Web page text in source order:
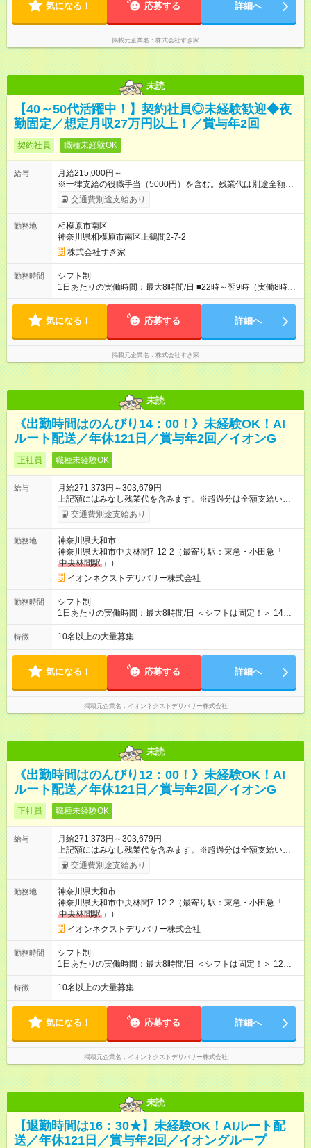
のシフトを組んでいます。 ★各店舗のサポートのために本社に
気になる！ 応募する 詳細へ
掲載元企業名 株式会社すき家
未読
【40～50代活躍中！】契約社員◎未経験歓迎◆夜
勤固定／想定月収27万円以上！／賞与年2回
契約社員 職種未経験OK
給与
月給215,000円～
※一律支給の役職手当（5000円）を含む。残業代は別途全額支
給。 ※深夜勤務手当は、残業時間等により変動します。 ※想定
月収27万円以上 ※最大4回昇給のチャンスあり ※賞与年2回支給
交通費別途支給あり
勤務地
相模原市南区
神奈川県相模原市南区上鶴間2-7-2
株式会社すき家
勤務時間
シフト制
1日あたりの実働時間：最大8時間/日 ■22時～翌9時（実働8時
間） ※上記はあくまでも一例です。店舗により、時間が前後す
のシフトを組んでいます。 ★各店舗のサポートのために本社に
気になる！ 応募する 詳細へ
掲載元企業名 株式会社すき家
未読
《出勤時間はのんびり14：00！》未経験OK！AI
ルート配送／年休121日／賞与年2回／イオンG
正社員 職種未経験OK
給与
月給271,373円～303,679円
上記額にはみなし残業代を含みます。※超過分は全額支給いたし
ます。 みなし残業代 19,373円 ～ 21,679円／月 みなし残業時
間 10時間／月 【試用期間】試用期間あり 試用期間の長さ：3ヶ
用形態：本採用時と同じです。 給与：月給 258,451
円 ～ 263,835円 上記額にはみなし残業代を含みます。※超過分
は全額支給いたします。 みなし残業代 18,835円以上／月 みなし
残業時間 10時間／月 ※研修および試用期間中は給与が上記にな
り、 その他の待遇に変更はございません。 ■本配属後：月給
271,373円～303,679円 ※定額残業代10h分（19,373円～21,679
円）を含む（超過分は別途支給）
交通費別途支給あり
勤務地
神奈川県大和市
神奈川県大和市中央林間7-12-2（最寄り駅：東急・小田急「
中央林間駅 」）
イオンネクストデリバリー株式会社
勤務時間
シフト制
1日あたりの実働時間：最大8時間/日 ＜シフトは固定！＞ 14：
00～23：00 【参考】他のシフトは下記より選択可 ■05：00～
14：00 ■07：30～16：30 ■12：00～21：00
特徴 10名以上の大量募集
気になる！ 応募する 詳細へ
掲載元企業名 イオンネクストデリバリー株式会社
未読
《出勤時間はのんびり12：00！》未経験OK！AI
ルート配送／年休121日／賞与年2回／イオンG
正社員 職種未経験OK
給与
月給271,373円～303,679円
上記額にはみなし残業代を含みます。※超過分は全額支給いたし
ます。 みなし残業代 19,373円 ～ 21,679円／月 みなし残業時
間 10時間／月 【試用期間】試用期間あり 試用期間の長さ：3ヶ
用形態：本採用時と同じです。 給与：月給 258,451
円 ～ 263,835円 上記額にはみなし残業代を含みます。※超過分
は全額支給いたします。 みなし残業代 18,835円以上／月 みなし
残業時間 10時間／月 ※研修および試用期間中は給与が上記にな
り、 その他の待遇に変更はございません。 ■本配属後：月給
271,373円～303,679円 ※定額残業代10h分（19,373円～21,679
円）を含む（超過分は別途支給）
交通費別途支給あり
勤務地
神奈川県大和市
神奈川県大和市中央林間7-12-2（最寄り駅：東急・小田急「
中央林間駅 」）
イオンネクストデリバリー株式会社
勤務時間
シフト制
1日あたりの実働時間：最大8時間/日 ＜シフトは固定！＞ 12：
00～21：00 【参考】他のシフトは下記より選択可 ■05：00～
14：00 ■07：30～16：30 ■14：00～23：00
特徴 10名以上の大量募集
気になる！ 応募する 詳細へ
掲載元企業名 イオンネクストデリバリー株式会社
未読
【退勤時間は16：30★】未経験OK！AIルート配
送／年休121日／賞与年2回／イオングループ